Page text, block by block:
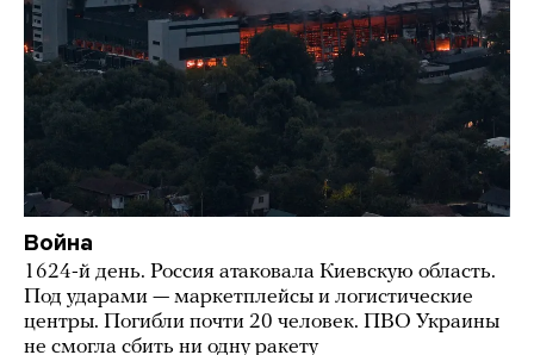
Война
1624-й день. Россия атаковала Киевскую область.
Под ударами — маркетплейсы и логистические
центры. Погибли почти 20 человек. ПВО Украины
не смогла сбить ни одну ракету